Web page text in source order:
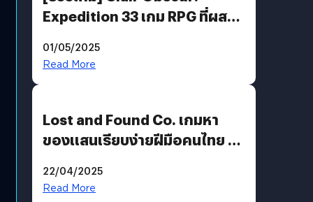
Expedition 33 เกม RPG ที่ผสาน
ได้ลงตัว
01/05/2025
Read More
Lost and Found Co. เกมหา
ของแสนเรียบง่ายฝีมือคนไทย ที่
ตัวคุณ
22/04/2025
Read More